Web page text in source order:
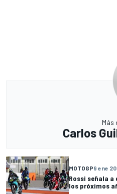
Más
Carlos
MOTOGP9 ene
Rossi señala a
los próximos